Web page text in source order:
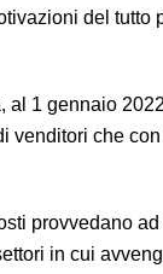
del tutto
al 1 gennaio
venditori che
provvedano ad
in cui